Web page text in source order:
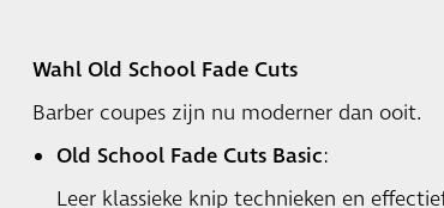
Wahl Old School Fade Cuts
Barber coupes zijn nu moderner dan ooit.
Old School Fade Cuts Basic:
Leer klassieke knip technieken en